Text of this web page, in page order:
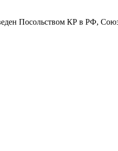
Посольством КР в РФ,